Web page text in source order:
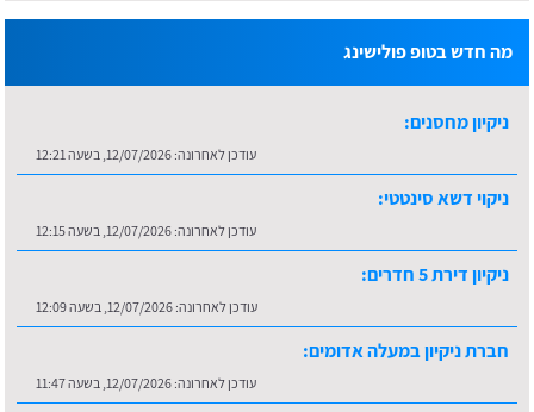
מה חדש בטופ פולישינג
ניקיון מחסנים:
ניקוי דשא סינטטי:
עודכן לאחרונה:12/07/2026, בשעה 12:15
ניקיון דירת 5 חדרים:
עודכן לאחרונה:12/07/2026, בשעה 12:09
חברת ניקיון במעלה אדומים:
עודכן לאחרונה:12/07/2026, בשעה 11:47
ליטוש רצפה בלהבים:
עודכן לאחרונה:16/07/2026, בשעה 10:36